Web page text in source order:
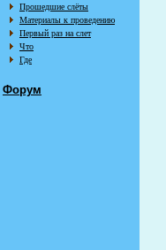
Прошедшие слёты
Материалы к проведению
Первый раз на слет
Что
Где
Форум